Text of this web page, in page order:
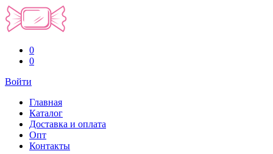
0
0
Войти
Главная
Каталог
Доставка и оплата
Опт
Контакты